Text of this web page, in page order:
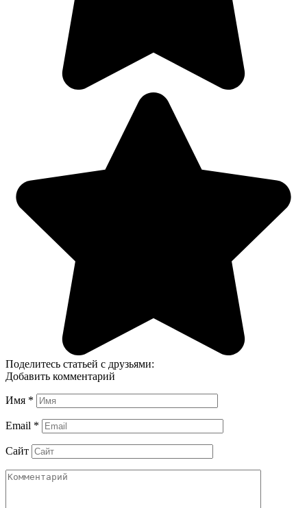
Поделитесь статьей с друзьями:
Добавить комментарий
Имя *
Email *
Сайт